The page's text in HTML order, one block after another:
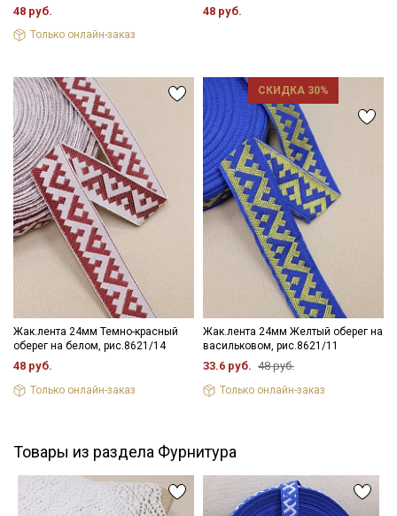
48 руб.
Только онлайн-заказ
48 руб.
Жак.лента 24мм Темно-красный
оберег на белом, рис.8621/14
48 руб.
Только онлайн-заказ
СКИДКА 30%
Жак.лента 24мм Желтый оберег на
васильковом, рис.8621/11
33.6 руб. 48 руб.
Только онлайн-заказ
Товары из раздела Фурнитура